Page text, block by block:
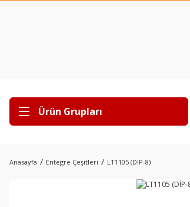
Ürün Grupları
Anasayfa Entegre Çeşitleri LT1105 (DİP-8)